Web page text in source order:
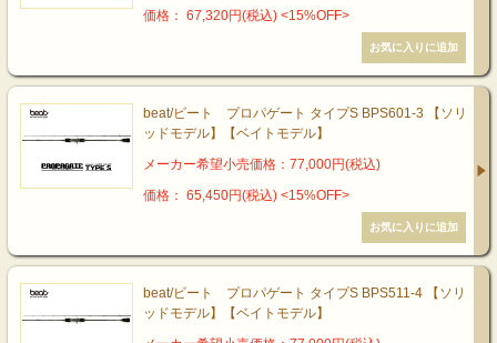
価格： 67,320円(税込) <15%OFF>
beat/ビート プロパゲート タイプS BPS601-3 【ソリ
ッドモデル】【ベイトモデル】
メーカー希望小売価格：77,000円(税込)
価格： 65,450円(税込) <15%OFF>
beat/ビート プロパゲート タイプS BPS511-4 【ソリ
ッドモデル】【ベイトモデル】